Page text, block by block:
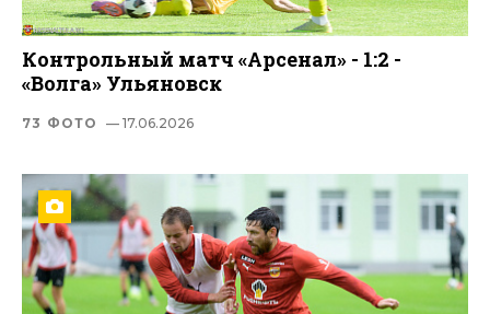
Контрольный матч «Арсенал» - 1:2 -
«Волга» Ульяновск
73 ФОТО — 17.06.2026